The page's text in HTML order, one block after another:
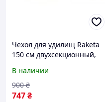
Чехол для удилищ Raketa
150 см двухсекционный,
водостойкий для рыбалки
В наличии
747₴
900 ₴